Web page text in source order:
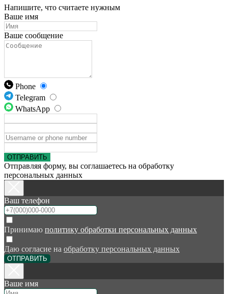
Напишите, что считаете нужным
Ваше имя
Ваше сообщение
Phone
Telegram
WhatsApp
ОТПРАВИТЬ
Отправляя форму, вы соглашаетесь на обработку
персональных данных
Ваш телефон
Принимаю политику обработки персональных данных
Даю согласие на обработку персональных данных
ОТПРАВИТЬ
Ваше имя